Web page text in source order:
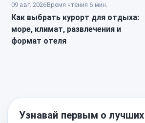
09 авг. 2026Время чтения 6 мин.
Как выбрать курорт для отдыха:
море, климат, развлечения и
формат отеля
Узнавай первым о лучших